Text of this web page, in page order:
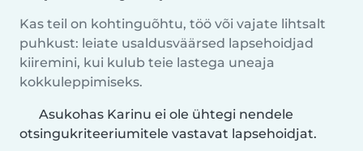
Kas teil on kohtinguõhtu, töö või vajate lihtsalt
puhkust: leiate usaldusväärsed lapsehoidjad
kiiremini, kui kulub teie lastega uneaja
kokkuleppimiseks.
Asukohas Karinu ei ole ühtegi nendele
otsingukriteeriumitele vastavat lapsehoidjat.